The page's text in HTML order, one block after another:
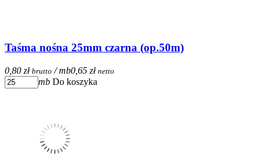
Taśma nośna 25mm czarna (op.50m)
0,80 zł brutto / mb0,65 zł netto
mb Do koszyka